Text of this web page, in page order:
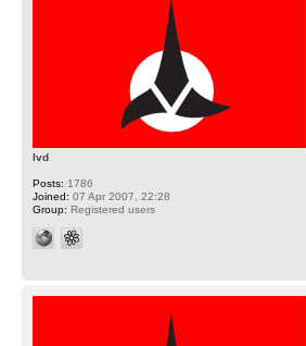
lvd
Posts: 1786
Joined: 07 Apr 2007, 22:28
Group: Registered users